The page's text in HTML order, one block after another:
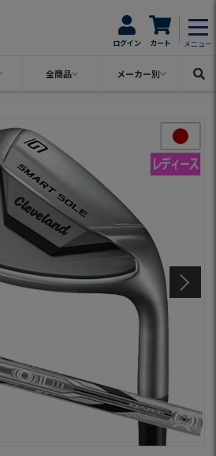
ログイン カート メニュー
全商品 メーカー別